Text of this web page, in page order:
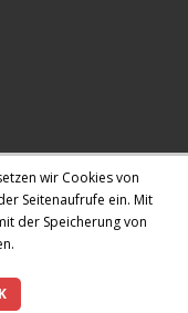
by
wir Cookies von
Seitenaufrufe ein. Mit
der Speicherung von